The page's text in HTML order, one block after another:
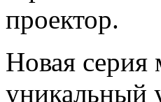
проектор.
Новая
уникальный